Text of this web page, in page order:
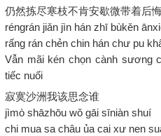
仍然拣尽寒枝不肯安歇微带着后
réngrán jiǎn jìn hán zhī bùkěn
rấng rán chẻn chin hán chư pu
Vẫn mãi kén chọn cành sương
tiếc nuối
寂寞沙洲我该思念谁
jìmò shāzhōu wǒ gāi sīniàn shuí
chi mua sa châu ủa cai xư nen